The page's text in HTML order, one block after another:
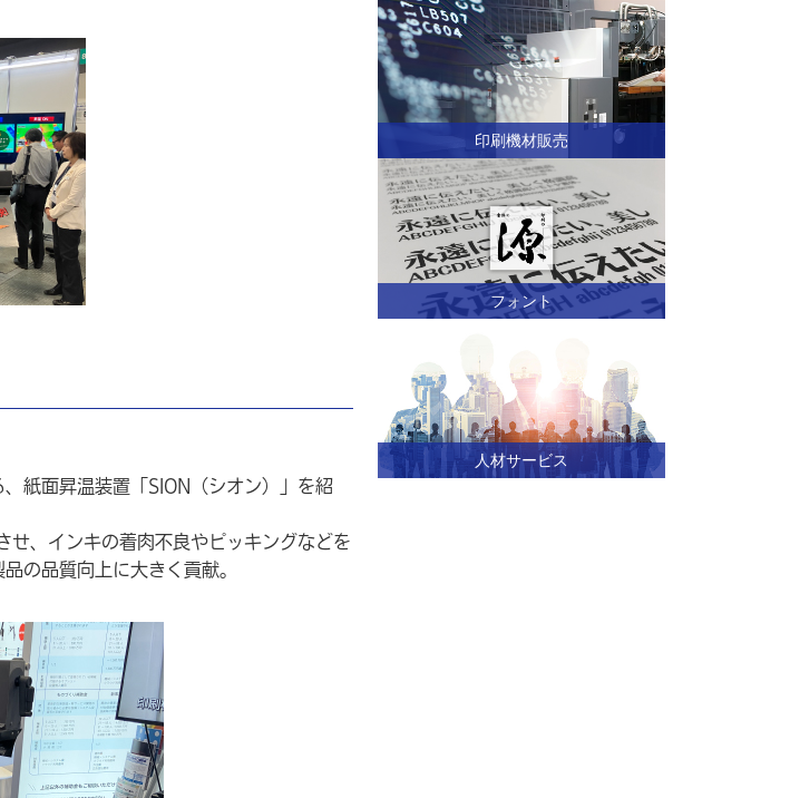
紙面昇温装置「SION（シオン）」を紹
せ、インキの着肉不良やピッキングなどを
の品質向上に大きく貢献。
印刷機材販売
フォント
人材サービス